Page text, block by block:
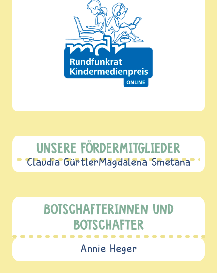
UNSERE FÖRDERMITGLIEDER
Claudia GürtlerMagdalena Smetana
BOTSCHAFTERINNEN UND
BOTSCHAFTER
Annie Heger